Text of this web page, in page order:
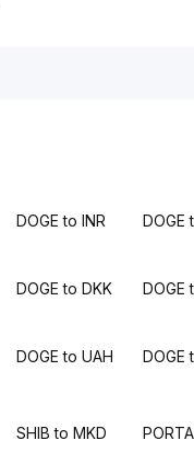
DOGE to INR DOGE
DOGE to DKK DOGE
DOGE to UAH DOGE
SHIB to MKD